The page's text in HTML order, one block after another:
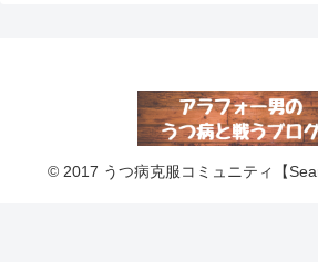
© 2017 うつ病克服コミュニティ【